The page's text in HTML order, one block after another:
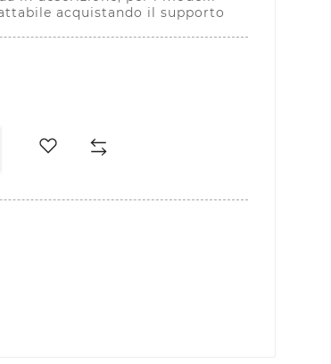
acquistando il supporto